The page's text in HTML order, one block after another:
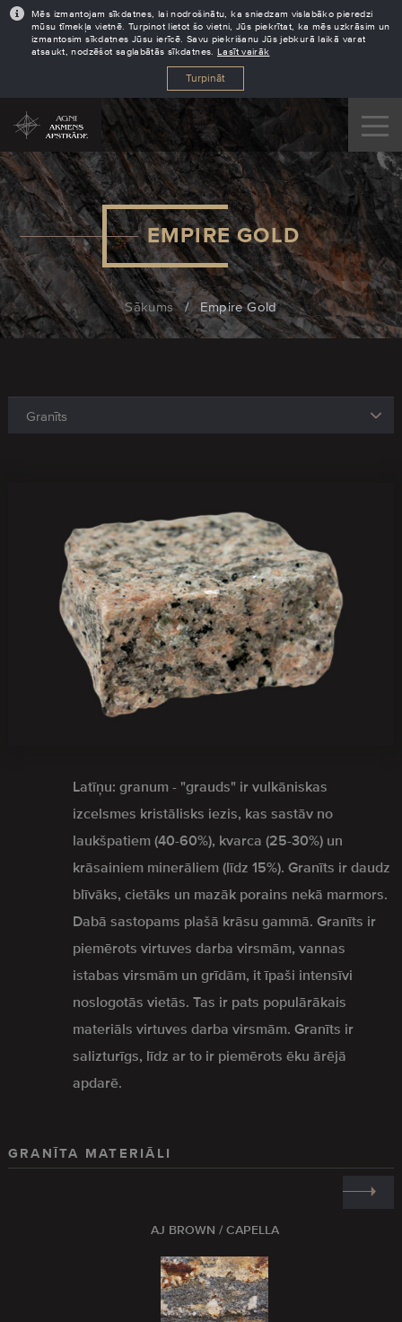
Mēs izmantojam sīkdatnes, lai nodrošinātu, ka sniedzam vislabāko pieredzi
mūsu tīmekļa vietnē. Turpinot lietot šo vietni, Jūs piekrītat, ka mēs uzkrāsim un
izmantosim sīkdatnes Jūsu ierīcē. Savu piekrišanu Jūs jebkurā laikā varat
atsaukt, nodzēšot saglabātās sīkdatnes. Lasīt vairāk
Turpināt
EMPIRE GOLD
Sākums / Empire Gold
Latīņu: granum - "grauds" ir vulkāniskas
izcelsmes kristālisks iezis, kas sastāv no
laukšpatiem (40-60%), kvarca (25-30%) un
krāsainiem minerāliem (līdz 15%). Granīts ir daudz
blīvāks, cietāks un mazāk porains nekā marmors.
Dabā sastopams plašā krāsu gammā. Granīts ir
piemērots virtuves darba virsmām, vannas
istabas virsmām un grīdām, it īpaši intensīvi
noslogotās vietās. Tas ir pats populārākais
materiāls virtuves darba virsmām. Granīts ir
salizturīgs, līdz ar to ir piemērots ēku ārējā
apdarē.
GRANĪTA MATERIĀLI
AJ BROWN / CAPELLA